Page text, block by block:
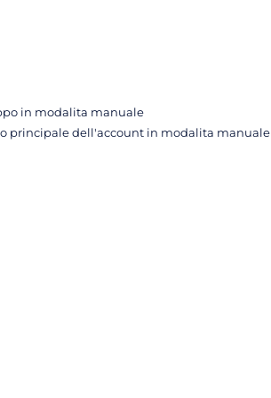
in modalita manuale
principale dell'account in modalita manuale